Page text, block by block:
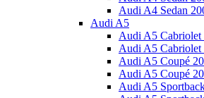
Audi A4 Sedan
Audi A5
Audi A5 Cabriolet
Audi A5 Cabriolet
Audi A5 Coupé
Audi A5 Coupé
Audi A5